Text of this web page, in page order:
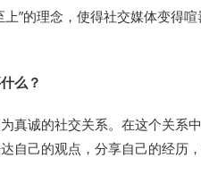
”的理念，使得社交媒体变得
么？
真诚的社交关系。在这个关系
自己的观点，分享自己的经历